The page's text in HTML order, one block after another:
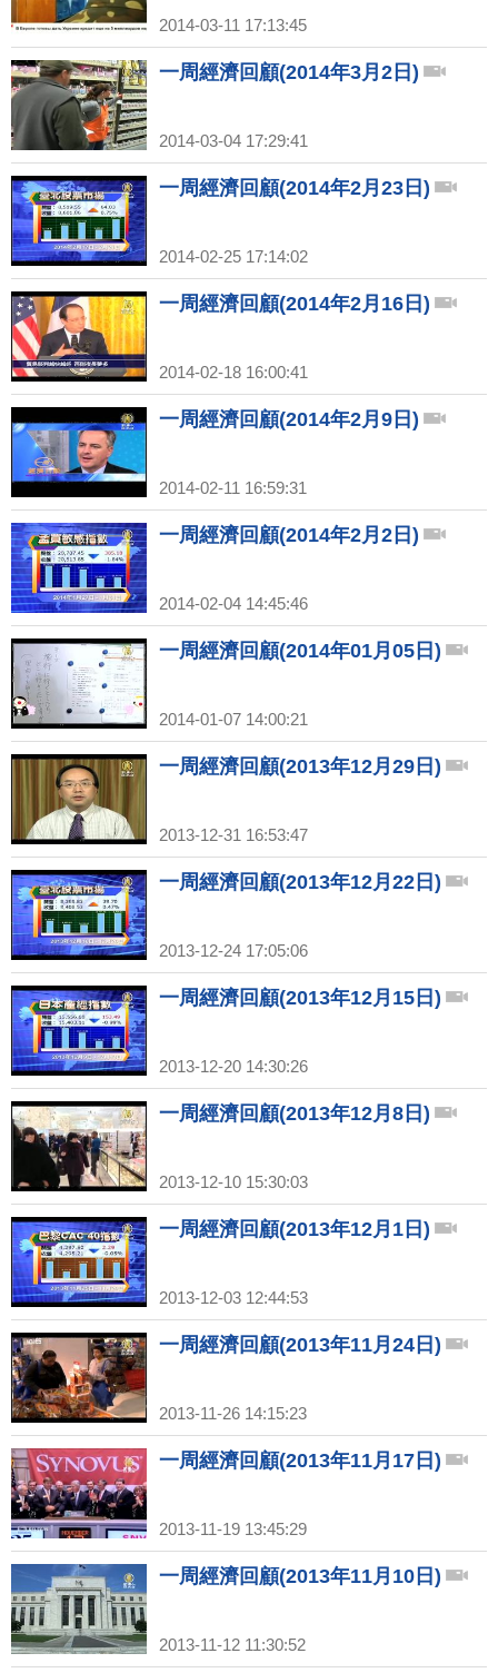
2014-03-11 17:13:45
一周經濟回顧(2014年3月2日)
2014-03-04 17:29:41
一周經濟回顧(2014年2月23日)
2014-02-25 17:14:02
一周經濟回顧(2014年2月16日)
2014-02-18 16:00:41
一周經濟回顧(2014年2月9日)
2014-02-11 16:59:31
一周經濟回顧(2014年2月2日)
2014-02-04 14:45:46
一周經濟回顧(2014年01月05日)
2014-01-07 14:00:21
一周經濟回顧(2013年12月29日)
2013-12-31 16:53:47
一周經濟回顧(2013年12月22日)
2013-12-24 17:05:06
一周經濟回顧(2013年12月15日)
2013-12-20 14:30:26
一周經濟回顧(2013年12月8日)
2013-12-10 15:30:03
一周經濟回顧(2013年12月1日)
2013-12-03 12:44:53
一周經濟回顧(2013年11月24日)
2013-11-26 14:15:23
一周經濟回顧(2013年11月17日)
2013-11-19 13:45:29
一周經濟回顧(2013年11月10日)
2013-11-12 11:30:52